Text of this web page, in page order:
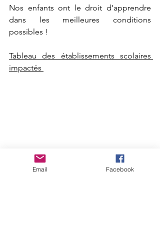
Nos enfants ont le droit d’apprendre
dans les meilleures conditions
possibles !
Tableau des établissements scolaires
impactés
Email Facebook